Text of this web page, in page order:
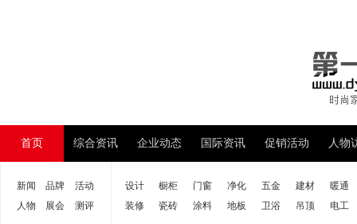
首页 综合资讯 企业动态 国际资讯 促销活动 人物
新闻 品牌
活动
人物
展会 测评
设计 橱柜 门窗 净化 五金 建材
暖通
装修
瓷砖 涂料 地板 卫浴 吊顶 电工